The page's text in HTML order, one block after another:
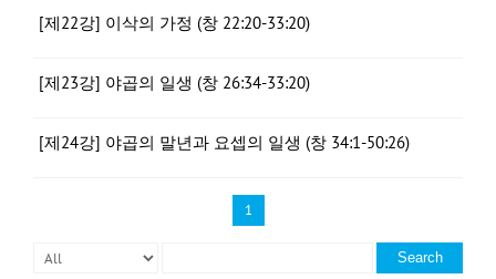
[제22강] 이삭의 가정 (창 22:20-33:20)
[제23강] 야곱의 일생 (창 26:34-33:20)
[제24강] 야곱의 말년과 요셉의 일생 (창 34:1-50:26)
1
Search